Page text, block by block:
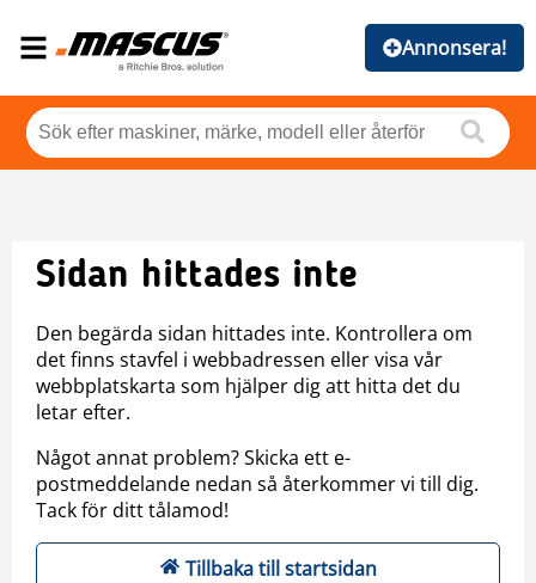
Annonsera!
Sidan hittades inte
Den begärda sidan hittades inte. Kontrollera om
det finns stavfel i webbadressen eller visa vår
webbplatskarta som hjälper dig att hitta det du
letar efter.
Något annat problem? Skicka ett e-
postmeddelande nedan så återkommer vi till dig.
Tack för ditt tålamod!
Tillbaka till startsidan